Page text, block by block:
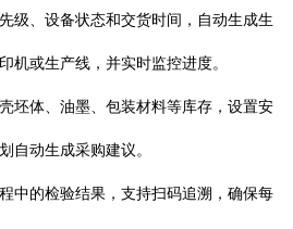
级、设备状态和交货时间，自动生成生
机或生产线，并实时监控进度。
坯体、油墨、包装材料等库存，设置安
自动生成采购建议。
中的检验结果，支持扫码追溯，确保每